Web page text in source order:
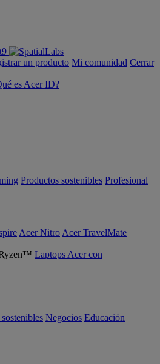
un producto Mi comunidad Cerrar
es Acer ID?
Productos sostenibles Profesional
Acer Nitro Acer TravelMate
Laptops Acer con
Negocios Educación